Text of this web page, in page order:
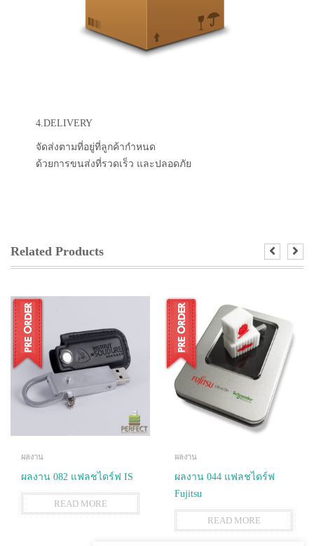
4.DELIVERY
จัดส่งตามที่อยู่ที่ลูกค้ากำหนด
ด้วยการขนส่งที่รวดเร็ว และปลอดภัย
Related Products
ผลงาน
ผลงาน 082 แฟลชไดร์ฟ IS
READ MORE
ผลงาน
ผลงาน 044 แฟลชไดร์ฟ
Fujitsu
READ MORE